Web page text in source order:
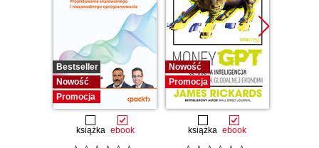
Bestseller
Nowość
Promocja
książka ebook
Nowość
Promocja
książka ebook